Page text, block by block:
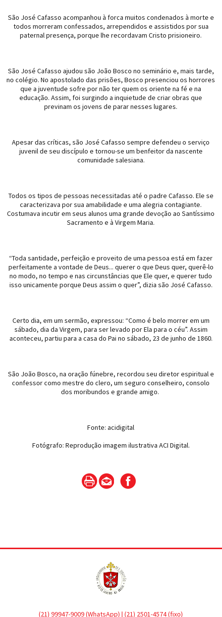
São José Cafasso acompanhou à forca muitos condenados à morte e
todos morreram confessados, arrependidos e assistidos por sua
paternal presença, porque lhe recordavam Cristo prisioneiro.
São José Cafasso ajudou são João Bosco no seminário e, mais tarde,
no colégio. No apostolado das prisões, Bosco presenciou os horrores
que a juventude sofre por não ter quem os oriente na fé e na
educação. Assim, foi surgindo a inquietude de criar obras que
previnam os jovens de parar nesses lugares.
Apesar das críticas, são José Cafasso sempre defendeu o serviço
juvenil de seu discípulo e tornou-se um benfeitor da nascente
comunidade salesiana.
Todos os tipos de pessoas necessitadas até o padre Cafasso. Ele se
caracterizava por sua amabilidade e uma alegria contagiante.
Costumava incutir em seus alunos uma grande devoção ao Santíssimo
Sacramento e à Virgem Maria.
“Toda santidade, perfeição e proveito de uma pessoa está em fazer
perfeitamente a vontade de Deus... querer o que Deus quer, querê-lo
no modo, no tempo e nas circunstâncias que Ele quer, e querer tudo
isso unicamente porque Deus assim o quer”, dizia são José Cafasso.
Certo dia, em um sermão, expressou: “Como é belo morrer em um
sábado, dia da Virgem, para ser levado por Ela para o céu”. Assim
aconteceu, partiu para a casa do Pai no sábado, 23 de junho de 1860.
São João Bosco, na oração fúnebre, recordou seu diretor espiritual e
confessor como mestre do clero, um seguro conselheiro, consolo
dos moribundos e grande amigo.
Fonte: acidigital
Fotógrafo: Reprodução imagem ilustrativa ACI Digital.
(21) 99947-9009 (WhatsApp) | (21) 2501-4574 (fixo)